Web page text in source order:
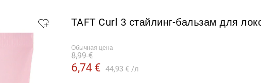
TAFT Curl 3 cтайлинг-бальзам для
Обычная цена
6,74 € 44,93 € л
8,99 €